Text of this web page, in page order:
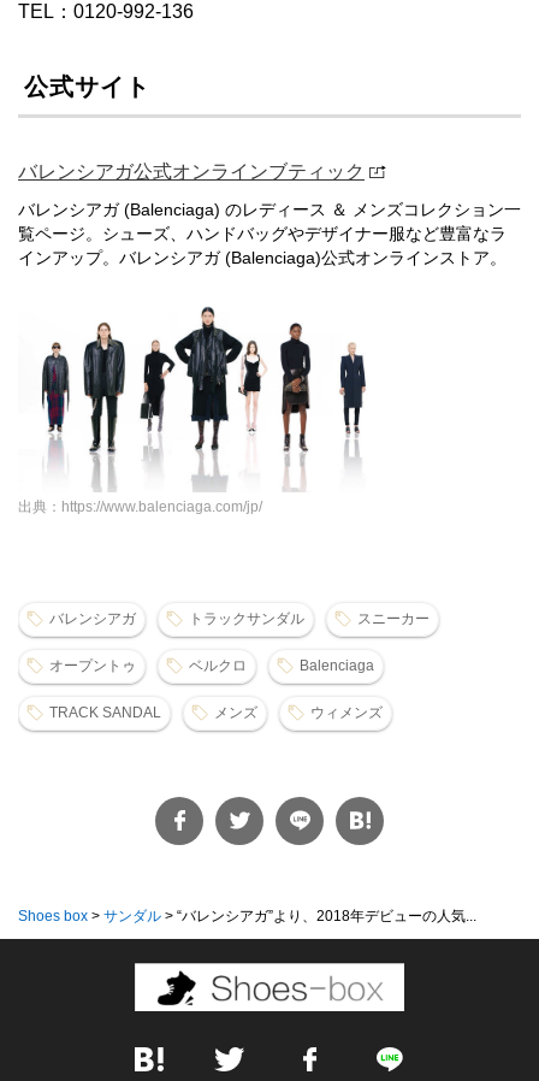
TEL：0120-992-136
公式サイト
バレンシアガ公式オンラインブティック
バレンシアガ (Balenciaga) のレディース ＆ メンズコレクション一
覧ページ。シューズ、ハンドバッグやデザイナー服など豊富なラ
インアップ。バレンシアガ (Balenciaga)公式オンラインストア。
出典：https://www.balenciaga.com/jp/
バレンシアガ トラックサンダル スニーカー
オープントゥ ベルクロ Balenciaga
TRACK SANDAL メンズ ウィメンズ
Shoes box > サンダル > “バレンシアガ”より、2018年デビューの人気...